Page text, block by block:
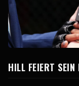
HILL FEIERT SEIN